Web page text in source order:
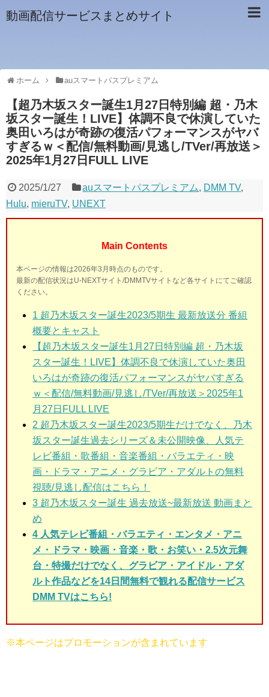
動画配信サービスまとめサイト
ホーム auスマートパスプレミアム
【超乃木坂スター誕生1月27日特別編 超・乃木
坂スター誕生！LIVE】体調不良で休演していた
奥田いろはが奇跡の復活パフォーマンスがヤバ
すぎるｗ＜配信/無料動画/見逃し/TVer/再放送＞
2025年1月27日FULL LIVE
2025/1/27 auスマートパスプレミアム, DMM TV,
Hulu, mieruTV, UNEXT
Main Contents
本ページの情報は2026年3月時点のものです。
最新の配信状況はU-NEXTサイト/DMMTVサイトなど各サイトにてご確認
ください。
1 超乃木坂スター誕生2023/5期生 最新放送分 番組
概要とキャスト
【超乃木坂スター誕生1月27日特別編 超・乃木坂
スター誕生！LIVE】体調不良で休演していた奥田
いろはが奇跡の復活パフォーマンスがヤバすぎる
ｗ＜配信/無料動画/見逃し/TVer/再放送＞2025年1
月27日FULL LIVE
2 超乃木坂スター誕生2023/5期生だけでなく、乃木
坂スター誕生過去シリーズ＆未公開映像、人気テ
レビ番組・歌番組・音楽番組・バラエティ・映
画・ドラマ・アニメ・グラビア・アダルトの無料
視聴/見逃し配信はこちら！
3 超乃木坂スター誕生 過去放送~最新放送 動画まと
め
4 人気テレビ番組・バラエティ・エンタメ・アニ
メ・ドラマ・映画・音楽・歌・お笑い・2.5次元舞
台・特撮だけでなく、グラビア・アイドル・アダ
ルト作品などを14日間無料で観れる配信サービス
DMM TVはこちら!
※本ページはプロモーションが含まれています